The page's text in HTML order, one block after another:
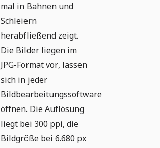
mal in Bahnen und
Schleiern
herabfließend zeigt.
Die Bilder liegen im
JPG-Format vor, lassen
sich in jeder
Bildbearbeitungssoftware
öffnen. Die Auflösung
liegt bei 300 ppi, die
Bildgröße bei 6.680 px